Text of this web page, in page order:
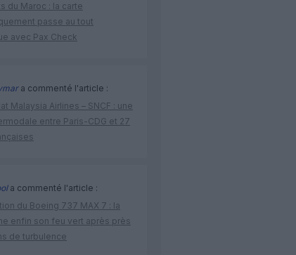
du Maroc : la carte
passe au tout
avec Pax Check
a commenté l'article :
Malaysia Airlines – SNCF : une
entre Paris-CDG et 27
a commenté l'article :
du Boeing 737 MAX 7 : la
enfin son feu vert après près
de turbulence